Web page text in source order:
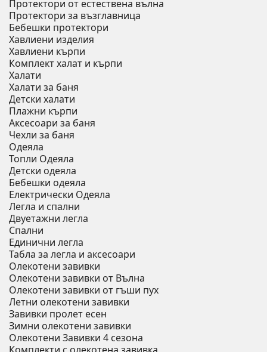
Протектори от естествена вълна
Протектори за възглавница
Бебешки протектори
Хавлиени изделия
Хавлиени кърпи
Комплект халат и кърпи
Халати
Халати за баня
Детски халати
Плажни кърпи
Аксесоари за баня
Чехли за баня
Одеяла
Топли Одеяла
Детски одеяла
Бебешки одеяла
Електрически Одеяла
Легла и спални
Двуетажни легла
Спални
Единични легла
Табла за легла и аксесоари
Олекотени завивки
Олекотени завивки от Вълна
Олекотени завивки от гъши пух
Летни олекотени завивки
Завивки пролет есен
Зимни олекотени завивки
Олекотени Завивки 4 сезона